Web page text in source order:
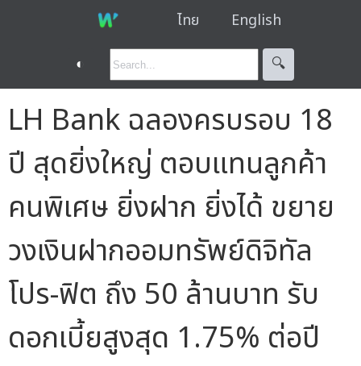
ไทย English
◐ 🔍︎
LH Bank ฉลองครบรอบ 18
ปี สุดยิ่งใหญ่ ตอบแทนลูกค้า
คนพิเศษ ยิ่งฝาก ยิ่งได้ ขยาย
วงเงินฝากออมทรัพย์ดิจิทัล
โปร-ฟิต ถึง 50 ล้านบาท รับ
ดอกเบี้ยสูงสุด 1.75% ต่อปี